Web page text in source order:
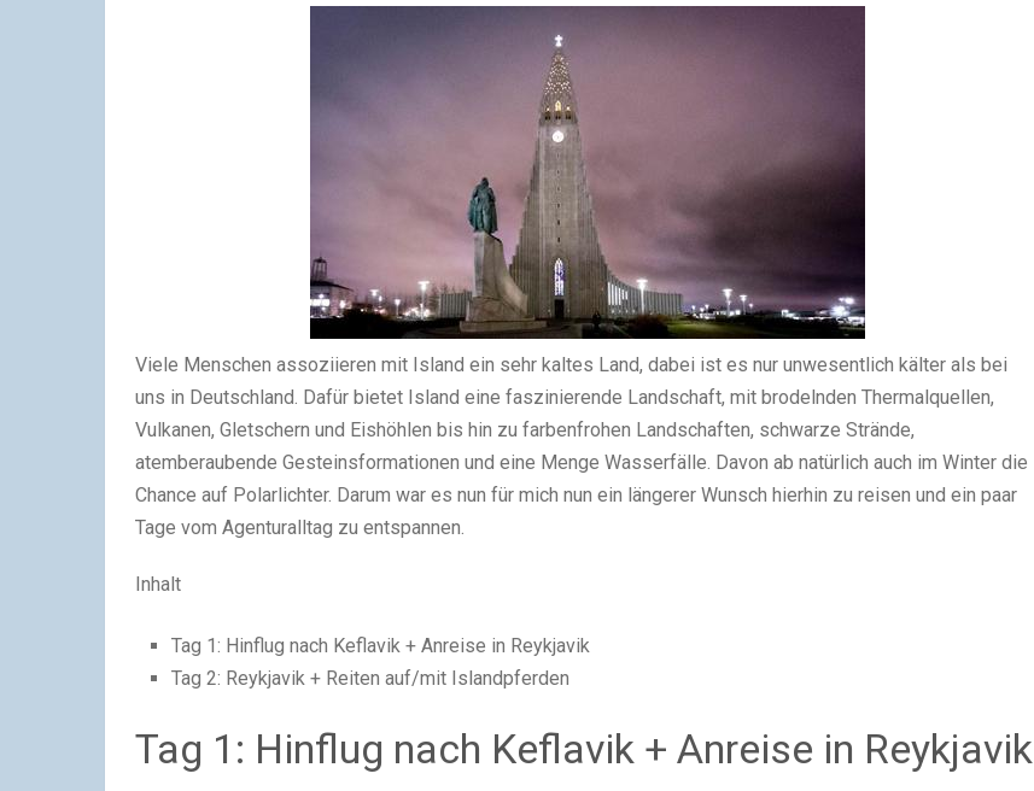
Viele Menschen assoziieren mit Island ein sehr kaltes Land, dabei ist es nur unwesentlich kälter als bei
uns in Deutschland. Dafür bietet Island eine faszinierende Landschaft, mit brodelnden Thermalquellen,
Vulkanen, Gletschern und Eishöhlen bis hin zu farbenfrohen Landschaften, schwarze Strände,
atemberaubende Gesteinsformationen und eine Menge Wasserfälle. Davon ab natürlich auch im Winter die
Chance auf Polarlichter. Darum war es nun für mich nun ein längerer Wunsch hierhin zu reisen und ein paar
Tage vom Agenturalltag zu entspannen.
Inhalt
Tag 1: Hinflug nach Keflavik + Anreise in Reykjavik
Tag 2: Reykjavik + Reiten auf/mit Islandpferden
Tag 1: Hinflug nach Keflavik + Anreise in Reykjavik